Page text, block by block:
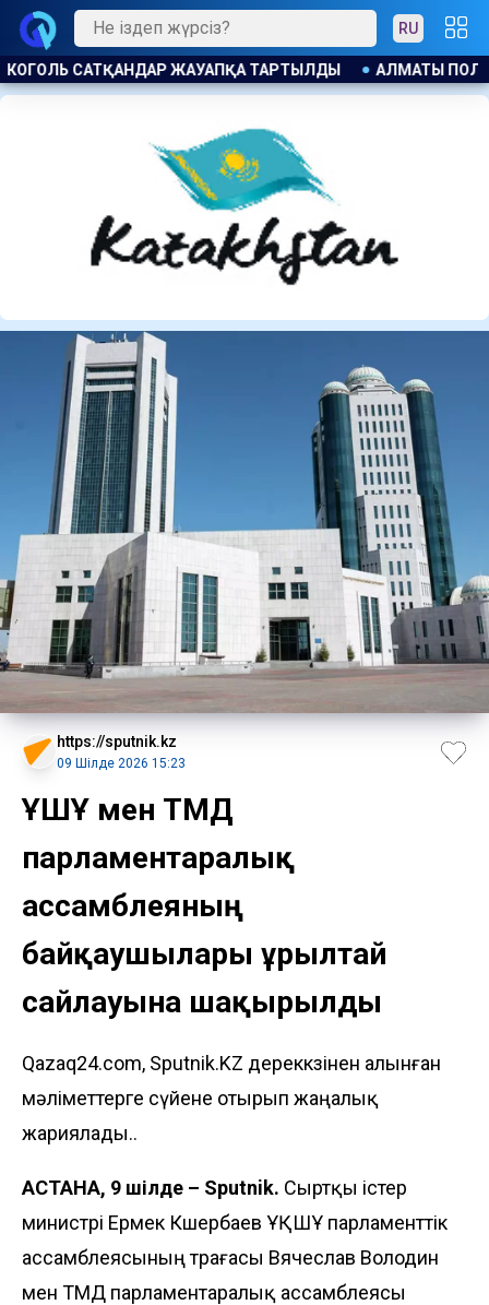
RU
ПОЛИЦИЯСЫ КАНЬЕ УЭСТТІҢ ЖАНКҮЙЕРЛЕРІНT
https://sputnik.kz
09 Шілде 2026 15:23
ҰҚШҰ мен ТМД
парламентаралық
ассамблеяның
байқаушылары Құрылтай
сайлауына шақырылды
Qazaq24.com, Sputnik.KZ дереккөзінен алынған
мәліметтерге сүйене отырып жаңалық
жариялады..
АСТАНА, 9 шілде – Sputnik. Сыртқы істер
министрі Ермек Көшербаев ҰҚШҰ парламенттік
ассамблеясының төрағасы Вячеслав Володин
мен ТМД парламентаралық ассамблеясы